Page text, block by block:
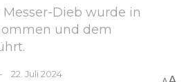
Dieb wurde in
und dem
22. Juli 2024